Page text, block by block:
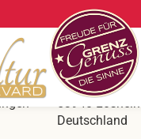
deutsch belgischen
1
Prümer Str. 55
53940
Deutschland